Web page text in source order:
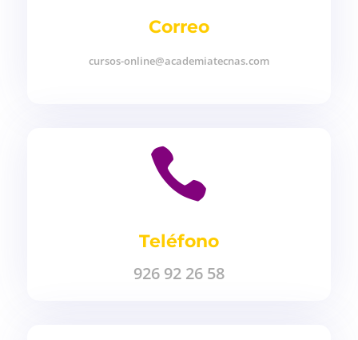
Correo
cursos-online@academiatecnas.com

Teléfono
926 92 26 58